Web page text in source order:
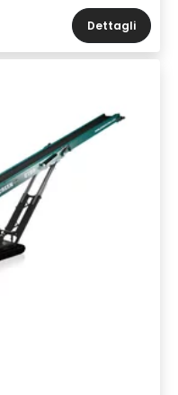
Dettagli